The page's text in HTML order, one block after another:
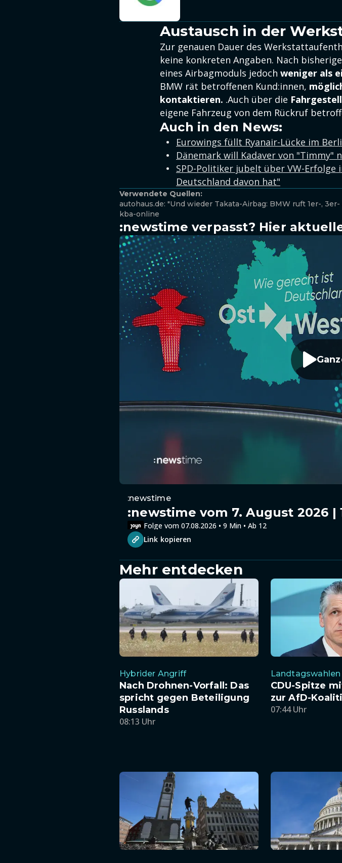
Austausch in der
Zur genauen Dauer des
keine konkreten Angaben. Nach
eines Airbagmoduls jedoch weniger als
BMW rät betroffenen Kund:innen,
kontaktieren. .Auch über die
eigene Fahrzeug von dem Rückruf
Auch in den News:
Eurowings füllt Ryanair-Lücke im
Dänemark will Kadaver von "Timmy"
SPD-Politiker jubelt über VW-Erfolge
Deutschland davon hat"
Verwendete Quellen:
autohaus.de: "Und wieder Takata-Airbag: BMW ruft 1er-,
kba-online
:newstime verpasst? Hier
:newstime
:newstime vom 7. August 2026 |
Folge vom 07.08.2026 • 9 Min • Ab 12
Link kopieren
Mehr entdecken
Hybrider Angriff
Nach Drohnen-Vorfall: Das
spricht gegen Beteiligung
Russlands
08:13 Uhr
Landtagswahlen
CDU-Spitze
zur AfD-
07:44 Uhr